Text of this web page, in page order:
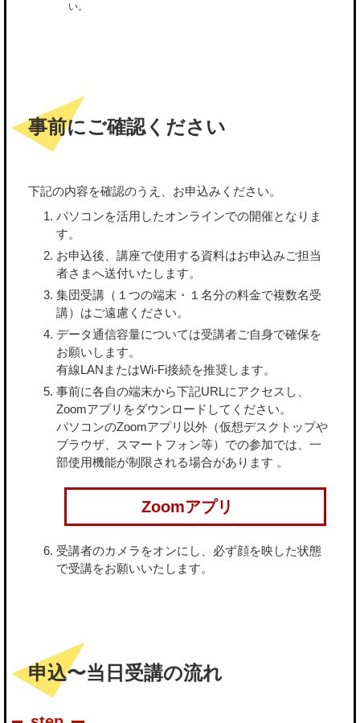
い。
事前にご確認ください
下記の内容を確認のうえ、お申込みください。
パソコンを活用したオンラインでの開催となりま
す。
お申込後、講座で使用する資料はお申込みご担当
者さまへ送付いたします。
集団受講（１つの端末・１名分の料金で複数名受
講）はご遠慮ください。
データ通信容量については受講者ご自身で確保を
お願いします。
有線LANまたはWi-Fi接続を推奨します。
事前に各自の端末から下記URLにアクセスし、
Zoomアプリをダウンロードしてください。
パソコンのZoomアプリ以外（仮想デスクトップや
ブラウザ、スマートフォン等）での参加では、一
部使用機能が制限される場合があります 。
Zoomアプリ
受講者のカメラをオンにし、必ず顔を映した状態
で受講をお願いいたします。
申込〜当日受講の流れ